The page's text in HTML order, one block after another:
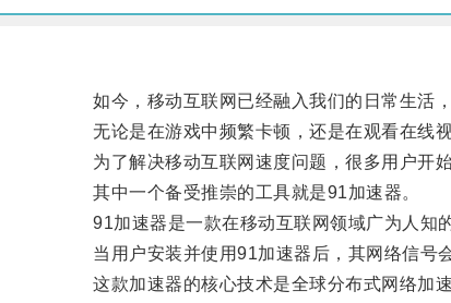
如今，移动互联网已经融入我们的日常生活，
无论是在游戏中频繁卡顿，还是在观看在线视
为了解决移动互联网速度问题，很多用户开始
其中一个备受推崇的工具就是91加速器。
91加速器是一款在移动互联网领域广为人知的
当用户安装并使用91加速器后，其网络信号会
这款加速器的核心技术是全球分布式网络加速